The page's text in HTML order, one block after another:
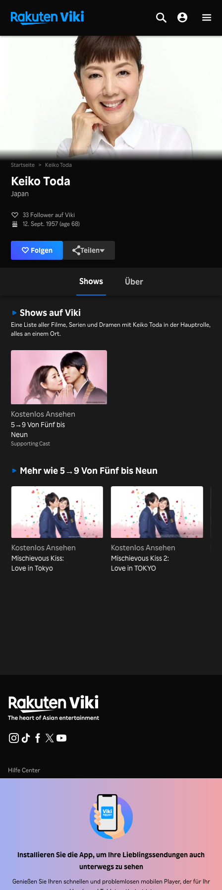
Installieren Sie die App, um Ihre Lieblingssendungen auch
unterwegs zu sehen
Genießen Sie Ihren schnellen und problemlosen mobilen Player, der für Ihr
Startseite > Keiko Toda
Keiko Toda
Japan
33 Follower auf Viki
12. Sept. 1957 (age 68)
Folgen Teilen
Shows Über
Shows auf Viki
Eine Liste aller Filme, Serien und Dramen mit Keiko Toda in der Hauptrolle,
alles an einem Ort.
Kostenlos Ansehen
5→9 Von Fünf bis
Neun
Supporting Cast
Mehr wie 5→9 Von Fünf bis Neun
Kostenlos Ansehen
Mischievous Kiss:
Love in Tokyo
Kostenlos Ansehen
Mischievous Kiss 2:
Love in TOKYO
Hilfe Center
Datenschutzrichtlinie